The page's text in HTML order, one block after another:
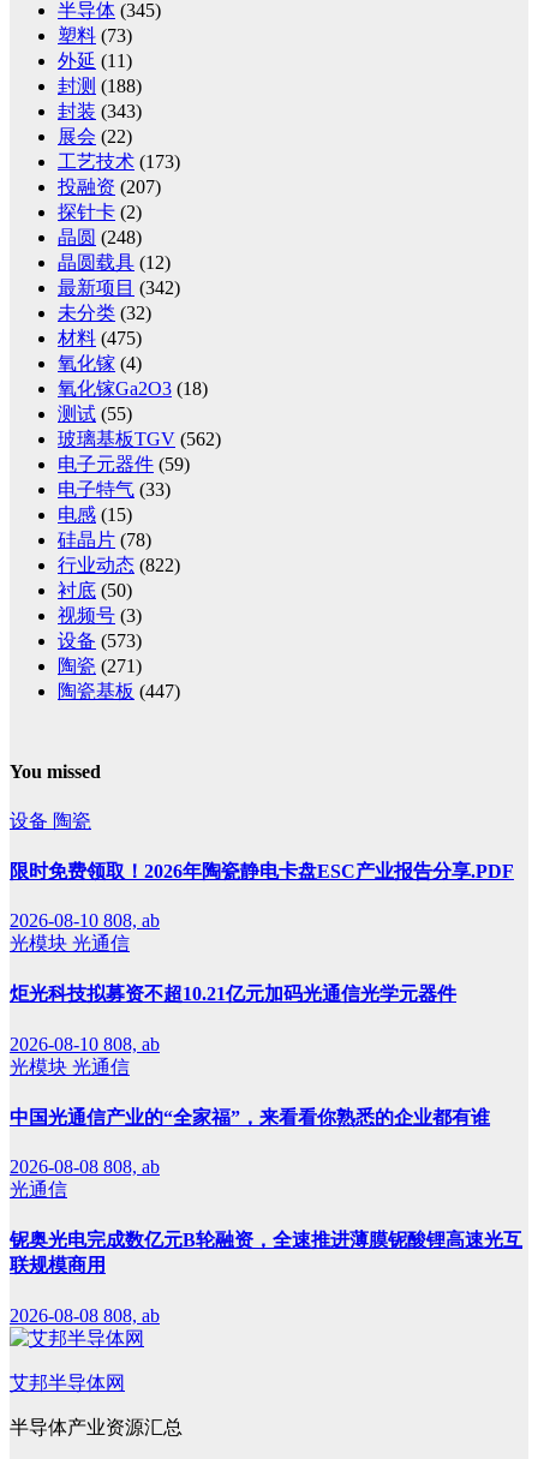
半导体 (345)
塑料 (73)
外延 (11)
封测 (188)
封装 (343)
展会 (22)
工艺技术 (173)
投融资 (207)
探针卡 (2)
晶圆 (248)
晶圆载具 (12)
最新项目 (342)
未分类 (32)
材料 (475)
氧化镓 (4)
氧化镓Ga2O3 (18)
测试 (55)
玻璃基板TGV (562)
电子元器件 (59)
电子特气 (33)
电感 (15)
硅晶片 (78)
行业动态 (822)
衬底 (50)
视频号 (3)
设备 (573)
陶瓷 (271)
陶瓷基板 (447)
You missed
设备 陶瓷
限时免费领取！2026年陶瓷静电卡盘ESC产业报告分享.PDF
2026-08-10 808, ab
光模块 光通信
炬光科技拟募资不超10.21亿元加码光通信光学元器件
2026-08-10 808, ab
光模块 光通信
中国光通信产业的“全家福”，来看看你熟悉的企业都有谁
2026-08-08 808, ab
光通信
铌奥光电完成数亿元B轮融资，全速推进薄膜铌酸锂高速光互
联规模商用
2026-08-08 808, ab
艾邦半导体网
半导体产业资源汇总